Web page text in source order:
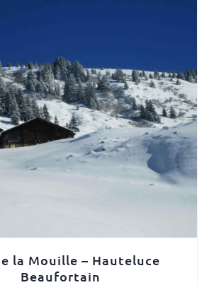
la Mouille – Hauteluce
Beaufortain